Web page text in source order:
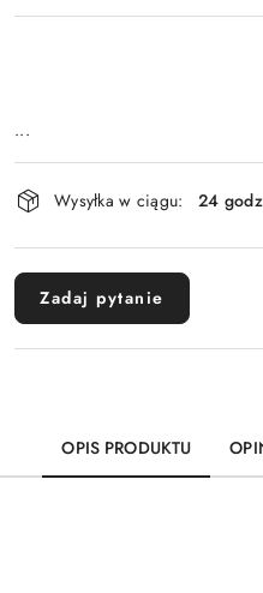
...
Dostępność
i
dostawa
Wysyłka w ciągu: 24
Zadaj pytanie
OPIS PRODUKTU